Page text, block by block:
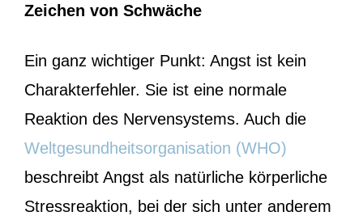
Zeichen von Schwäche
Ein ganz wichtiger Punkt: Angst ist kein
Charakterfehler. Sie ist eine normale
Reaktion des Nervensystems. Auch die
Weltgesundheitsorganisation (WHO)
beschreibt Angst als natürliche körperliche
Stressreaktion, bei der sich unter anderem